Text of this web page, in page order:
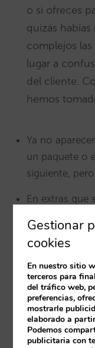
o si ofreces
quizás
complejos
lugar a
del cliente.
hemos
Ya no
un paquete o
siguiente,
En extras que
de “Una vez
Para qué:
detalle por
llegar al
confusiones
Gestionar
cookies
En nuestro sitio
terceros para
del tráfico web,
preferencias,
mostrarle
elaborado a
Podemos
publicitaria con